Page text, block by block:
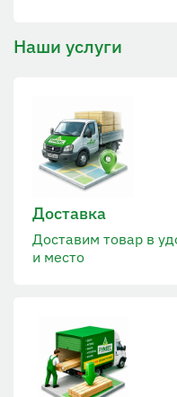
Наши услуги
Доставка
Доставим товар в
и место